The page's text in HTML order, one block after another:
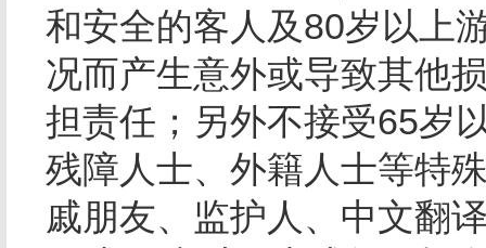
和安全的客人及80岁以上
况而产生意外或导致其他
担责任；另外不接受65岁
残障人士、外籍人士等特
戚朋友、监护人、中文翻